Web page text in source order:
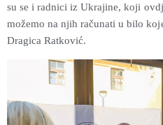
su se i radnici iz Ukrajine, koji
možemo na njih računati u bilo
Dragica Ratković.